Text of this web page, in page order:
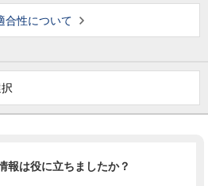
合性について
報は役に立ちましたか？